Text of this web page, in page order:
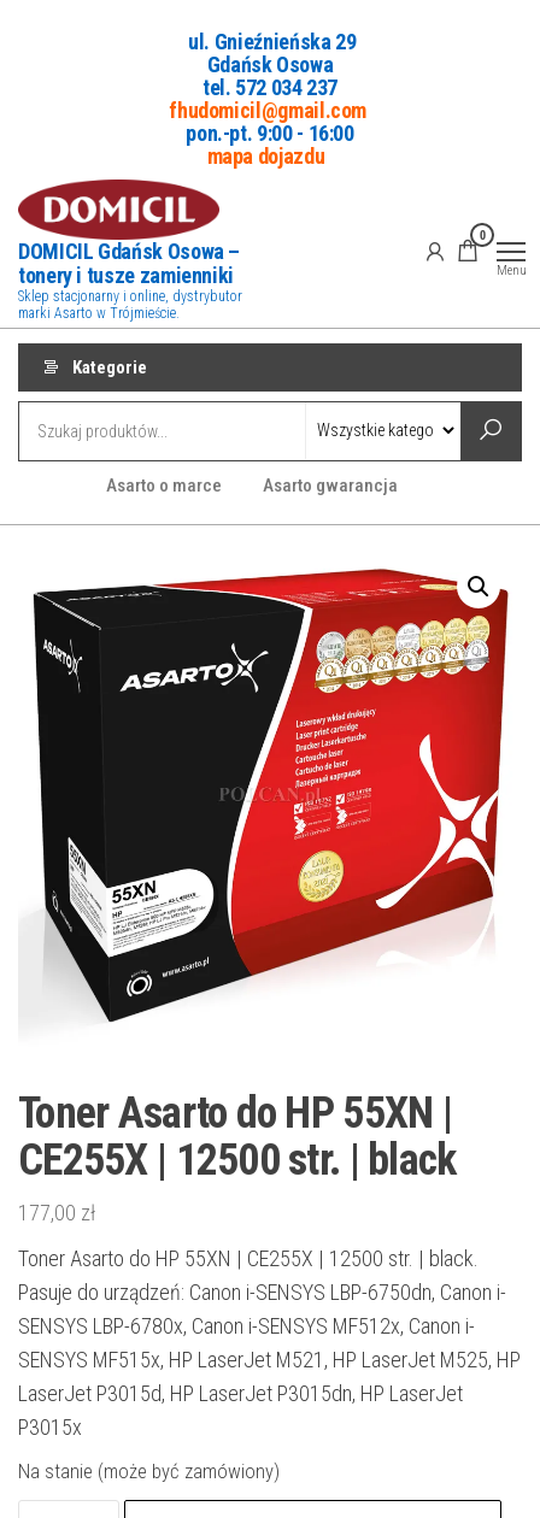
ul. Gnieźnieńska 29
Gdańsk Osowa
tel. 572 034 237
fhudomicil@gmail.com
pon.-pt. 9:00 - 16:00
mapa dojazdu
DOMICIL Gdańsk Osowa –
tonery i tusze zamienniki
Sklep stacjonarny i online, dystrybutor
marki Asarto w Trójmieście.
0
Menu
Kategorie
Asarto o marce Asarto gwarancja
Toner Asarto do HP 55XN |
CE255X | 12500 str. | black
177,00 zł
Toner Asarto do HP 55XN | CE255X | 12500 str. | black.
Pasuje do urządzeń: Canon i-SENSYS LBP-6750dn, Canon i-
SENSYS LBP-6780x, Canon i-SENSYS MF512x, Canon i-
SENSYS MF515x, HP LaserJet M521, HP LaserJet M525, HP
LaserJet P3015d, HP LaserJet P3015dn, HP LaserJet
P3015x
Na stanie (może być zamówiony)